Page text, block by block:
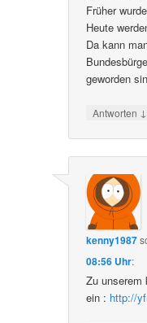
Früher
Heute
Da kann
geworden
Antworten ↓
kenny1987
08:56 Uhr:
Zu unserem
ein : http://